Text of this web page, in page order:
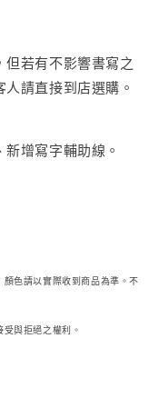
若有不影響書寫之
請直接到店選購。
增寫字輔助線。
顏色請以實際收到商品為準。不
與拒絕之權利。